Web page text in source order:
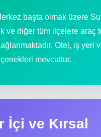
başta olmak üzere
ve diğer tüm ilçelere araç
Otel, iş yeri
mevcuttur.
İçi ve Kırsal